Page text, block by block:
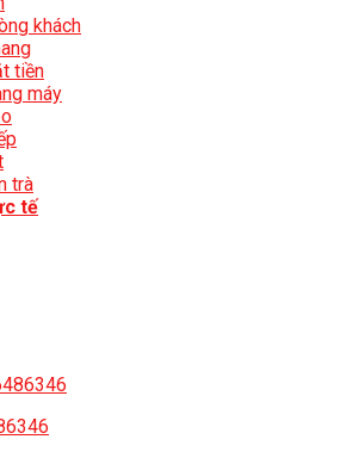
khách
tiền
máy
trà
tế